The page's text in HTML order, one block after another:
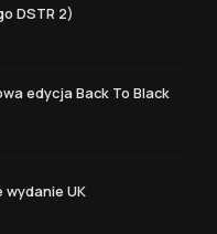
DSTR 2)
edycja Back To Black
wydanie UK